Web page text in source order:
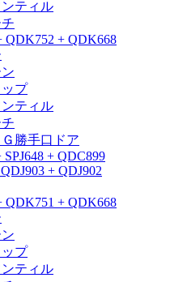
ンティル
QDK752 + QDK668
プ
ンティル
勝手口ドア
+ QDC899
+ QDJ902
QDK751 + QDK668
プ
ンティル